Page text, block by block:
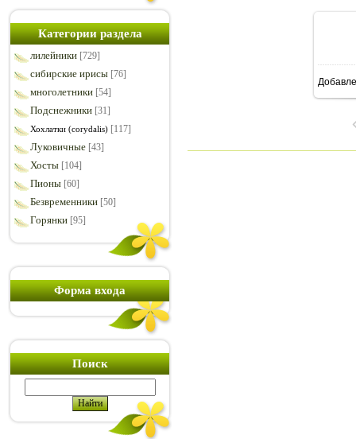
Категории раздела
лилейники [729]
сибирские ирисы [76]
многолетники [54]
Подснежники [31]
Хохлатки (corydalis) [117]
Луковичные [43]
Хосты [104]
Пионы [60]
Безвременники [50]
Горянки [95]
Форма входа
Поиск